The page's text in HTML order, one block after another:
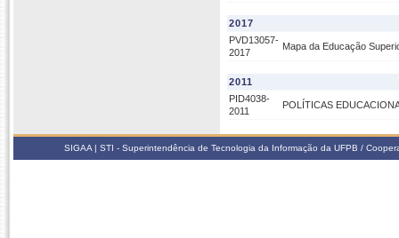
2017
PVD13057-
2017
Mapa da Educação
2011
PID4038-
2011
POLÍTICAS
SIGAA | STI - Superintendência de Tecnologia da Informação da UFPB /